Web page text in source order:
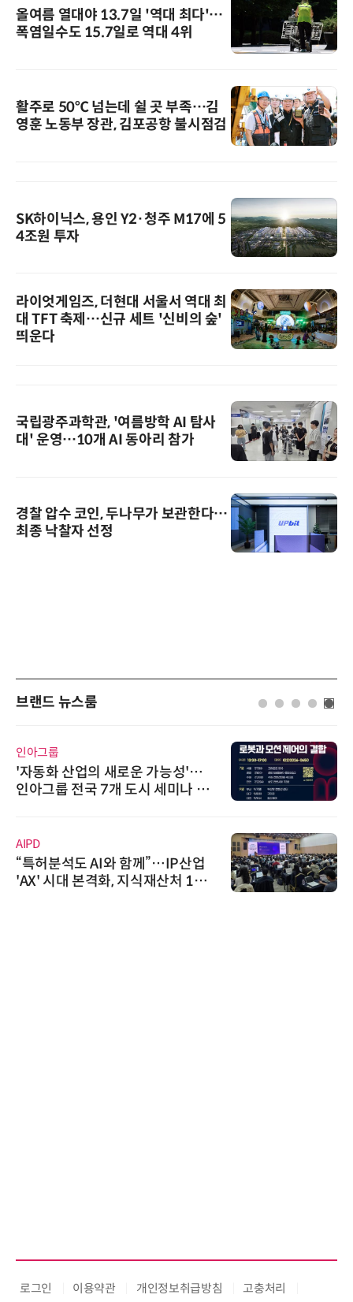
올여름 열대야 13.7일 '역대 최다'…
폭염일수도 15.7일로 역대 4위
활주로 50℃ 넘는데 쉴 곳 부족…김
영훈 노동부 장관, 김포공항 불시점검
SK하이닉스, 용인 Y2·청주 M17에 5
4조원 투자
라이엇게임즈, 더현대 서울서 역대 최
대 TFT 축제…신규 세트 '신비의 숲'
띄운다
국립광주과학관, '여름방학 AI 탐사
대' 운영…10개 AI 동아리 참가
경찰 압수 코인, 두나무가 보관한다…
최종 낙찰자 선정
브랜드 뉴스룸
인아그룹
'자동화 산업의 새로운 가능성'…
인아그룹 전국 7개 도시 세미나 페
AIPD
“특허분석도 AI와 함께”…IP산업
'AX' 시대 본격화, 지식재산처 1호
로그인 이용약관 개인정보취급방침 고충처리